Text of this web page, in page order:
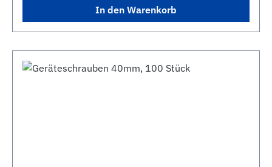
In den Warenkorb